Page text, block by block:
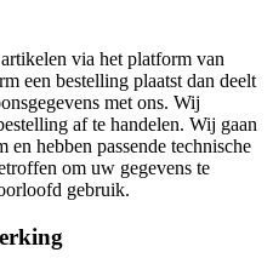
via het platform van
een bestelling plaatst dan deelt
met ons. Wij
af te handelen. Wij gaan
hebben passende technische
om uw gegevens te
gebruik.